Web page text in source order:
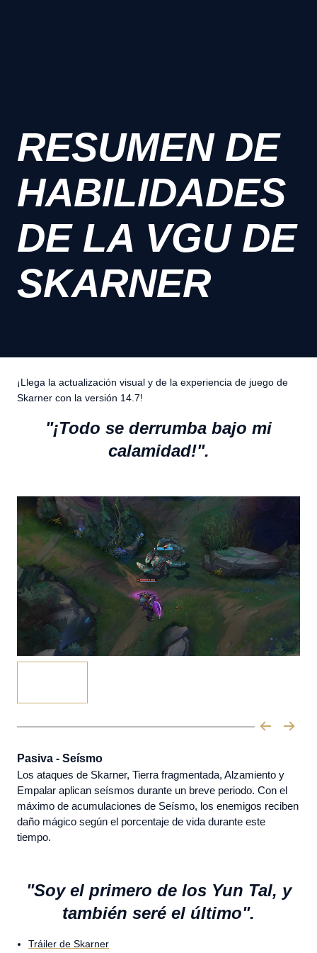
RESUMEN DE
HABILIDADES
DE LA VGU DE
SKARNER
¡Llega la actualización visual y de la experiencia de juego de
Skarner con la versión 14.7!
"¡Todo se derrumba bajo mi
calamidad!".
Pasiva - Seísmo
Los ataques de Skarner, Tierra fragmentada, Alzamiento y
Empalar aplican seísmos durante un breve periodo. Con el
máximo de acumulaciones de Seísmo, los enemigos reciben
daño mágico según el porcentaje de vida durante este
tiempo.
"Soy el primero de los Yun Tal, y
también seré el último".
Tráiler de Skarner